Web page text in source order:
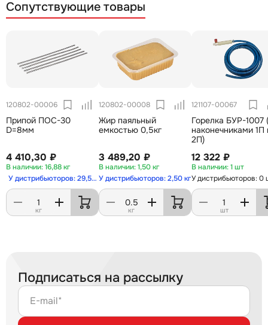
Сопутствующие товары
120802-00006
Припой ПОС-30
D=8мм
4 410,30 ₽
16,88 кг
У дистрибьюторов: 29,50 кг
кг
120802-00008
Жир паяльный
емкостью 0,5кг
3 489,20 ₽
1,50 кг
У дистрибьюторов: 2,50 кг
кг
121107-00067
Горелка БУР-1007
наконечниками 1П
2П)
12 322 ₽
1 шт
У дистрибьюторов: 0
шт
Подписаться на рассылку
E-mail*